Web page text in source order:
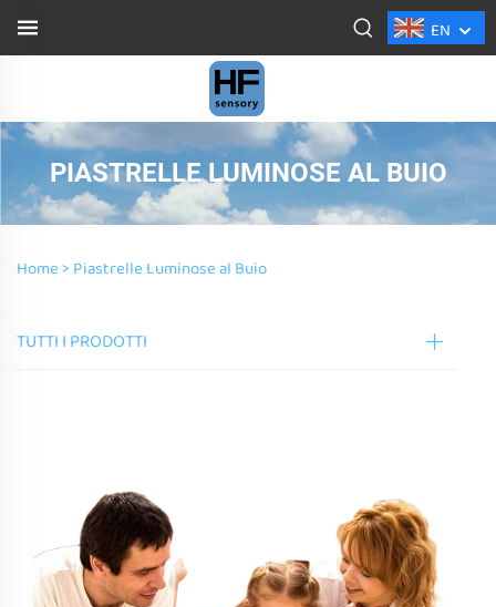
EN
PIASTRELLE LUMINOSE AL BUIO
Home > Piastrelle Luminose al Buio
TUTTI I PRODOTTI